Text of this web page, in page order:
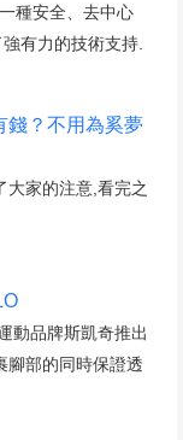
種安全、去中心
有力的技術支持.
錢？不用為奚夢
大家的注意,看完之
動品牌斯凱奇推出
腳部的同時保證透